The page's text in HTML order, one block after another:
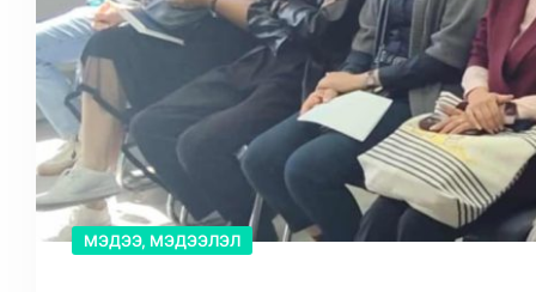
МЭДЭЭ, МЭДЭЭЛЭЛ